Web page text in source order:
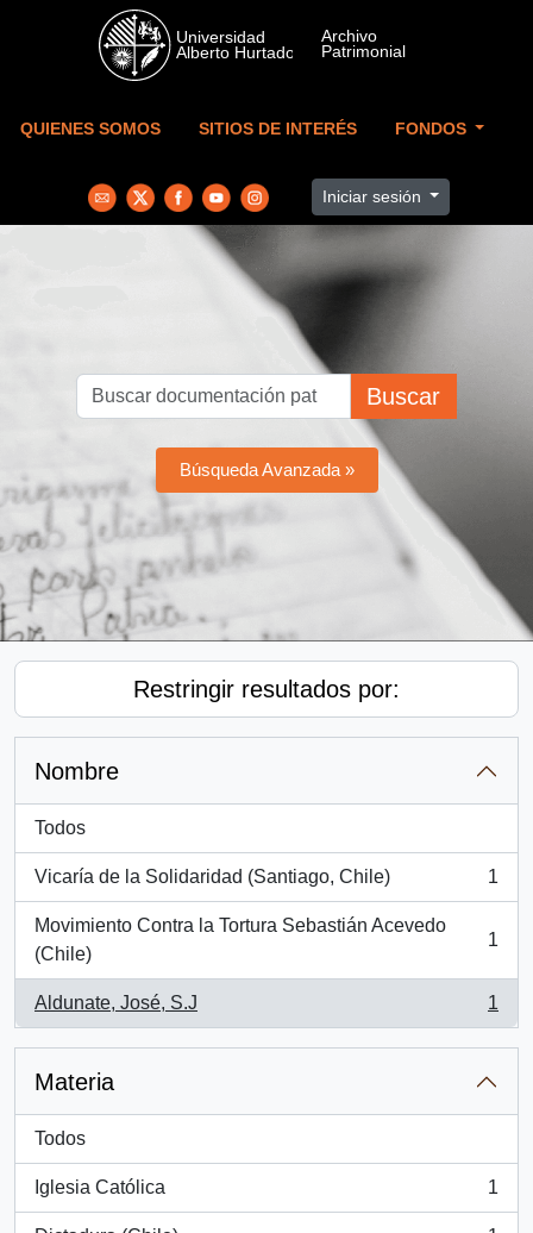
Skip to main content
QUIENES SOMOS SITIOS DE INTERÉS FONDOS
Iniciar sesión
Buscar
Búsqueda Avanzada »
Restringir resultados por:
Nombre
Todos
Vicaría de la Solidaridad (Santiago, Chile)
, 1 resultados
1
Movimiento Contra la Tortura Sebastián Acevedo
(Chile)
, 1 resultados
1
Aldunate, José, S.J
, 1 resultados
1
Materia
Todos
Iglesia Católica
, 1 resultados
1